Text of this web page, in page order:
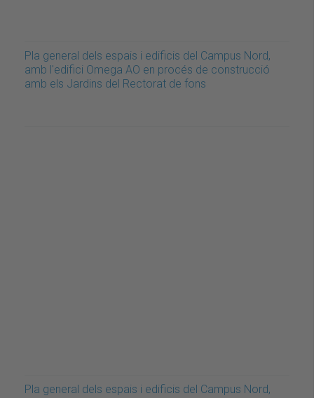
Pla general dels espais i edificis del Campus Nord,
amb l'edifici Omega AO en procés de construcció
amb els Jardins del Rectorat de fons
Pla general dels espais i edificis del Campus Nord,